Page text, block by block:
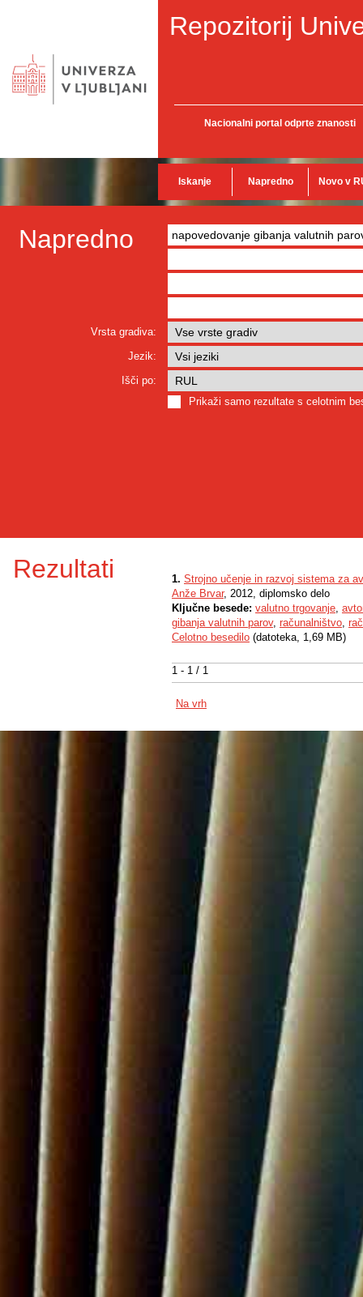
Repozitorij
Nacionalni portal odprte znanosti
Iskanje Napredno Novo v
Napredno
Vrsta gradiva:
Jezik:
Išči po:
Prikaži samo rezultate s celotnim
Rezultati
1 - 1 / 1
1. Strojno učenje in razvoj sistema za
Anže Brvar, 2012, diplomsko delo
Ključne besede: valutno trgovanje,
gibanja valutnih parov, računalništvo,
Celotno besedilo (datoteka, 1,69 MB)
Na vrh